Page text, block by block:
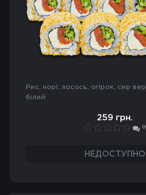
рис, норі, лосось, огірок, сир вершковий, кунжут
білий
259 грн.
0
НЕДОСТУПНО